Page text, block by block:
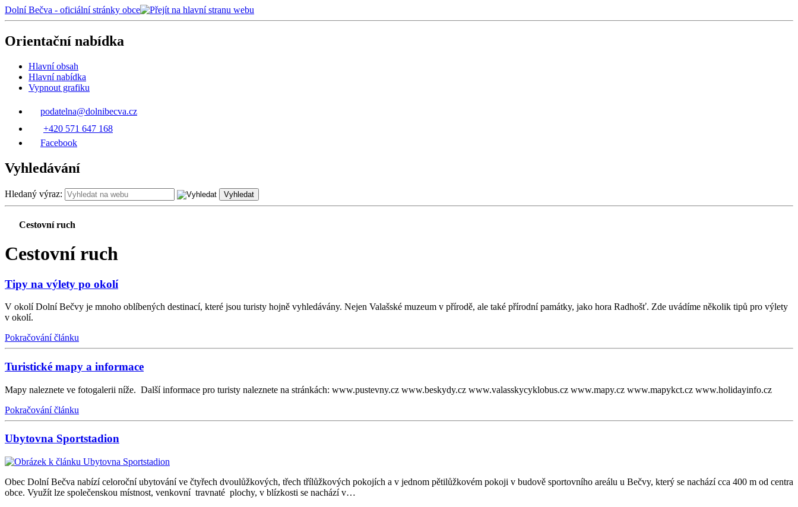
Dolní Bečva - oficiální stránky obce
Orientační nabídka
Hlavní obsah
Hlavní nabídka
Vypnout grafiku
podatelna@dolnibecva.cz
+420 571 647 168
Facebook
Vyhledávání
Hledaný výraz: Vyhledat
Cestovní ruch
Cestovní ruch
Tipy na výlety po okolí
V okolí Dolní Bečvy je mnoho oblíbených destinací, které jsou turisty hojně vyhledávány. Nejen Valašské muzeum v přírodě, ale také přírodní památky, jako hora Radhošť. Zde uvádíme několik tipů pro výlety
v okolí.
Pokračování článku
Turistické mapy a informace
Mapy naleznete ve fotogalerii níže. Další informace pro turisty naleznete na stránkách: www.pustevny.cz www.beskydy.cz www.valasskycyklobus.cz www.mapy.cz www.mapykct.cz www.holidayinfo.cz
Pokračování článku
Ubytovna Sportstadion
Obec Dolní Bečva nabízí celoroční ubytování ve čtyřech dvoulůžkových, třech třílůžkových pokojích a v jednom pětilůžkovém pokoji v budově sportovního areálu u Bečvy, který se nachází cca 400 m od centra
obce. Využít lze společenskou místnost, venkovní travnaté plochy, v blízkosti se nachází v…